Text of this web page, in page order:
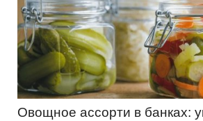
Овощное ассорти в банках: